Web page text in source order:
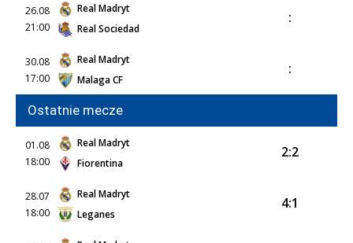
26.08
21:00
Real Madryt
Real Sociedad
:
30.08
17:00
Real Madryt
Malaga CF
:
Ostatnie mecze
01.08
18:00
Real Madryt
Fiorentina
2:2
28.07
18:00
Real Madryt
Leganes
4:1